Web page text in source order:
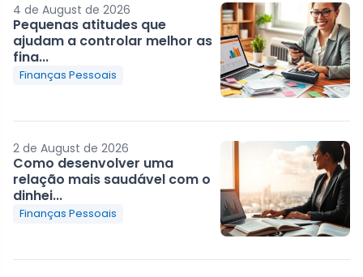
4 de August de 2026
Pequenas atitudes que
ajudam a controlar melhor as
fina...
Finanças Pessoais
2 de August de 2026
Como desenvolver uma
relação mais saudável com o
dinhei...
Finanças Pessoais